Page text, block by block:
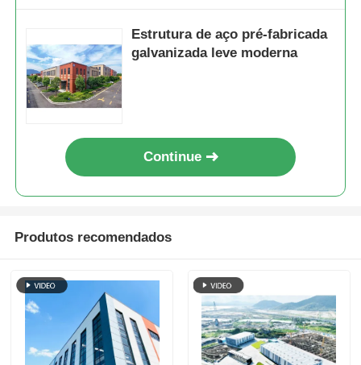
Estrutura do aço comercial
Estrutura de aço pré-fabricada
galvanizada leve moderna
Continue
Produtos recomendados